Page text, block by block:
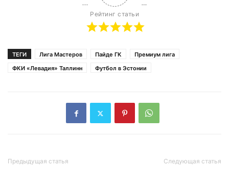
Рейтинг статьи
ТЕГИ Лига Мастеров Пайде ГК
Премиум лига
ФКИ «Левадия» Таллинн
Футбол в Эстонии
Предыдущая статья Следующая статья